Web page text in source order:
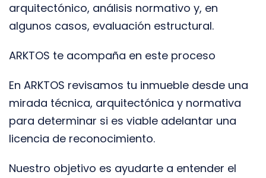
arquitectónico, análisis normativo y, en
algunos casos, evaluación estructural.
ARKTOS te acompaña en este proceso
En ARKTOS revisamos tu inmueble desde una
mirada técnica, arquitectónica y normativa
para determinar si es viable adelantar una
licencia de reconocimiento.
Nuestro objetivo es ayudarte a entender el